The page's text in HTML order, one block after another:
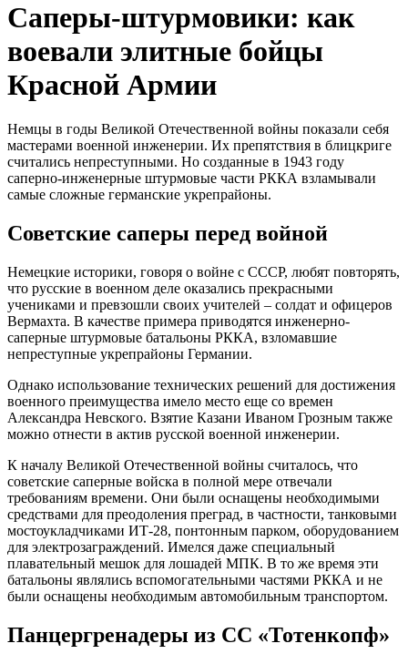
Саперы-штурмовики: как
воевали элитные бойцы
Красной Армии
Немцы в годы Великой Отечественной войны показали себя
мастерами военной инженерии. Их препятствия в блицкриге
считались непреступными. Но созданные в 1943 году
саперно-инженерные штурмовые части РККА взламывали
самые сложные германские укрепрайоны.
Советские саперы перед войной
Немецкие историки, говоря о войне с СССР, любят повторять,
что русские в военном деле оказались прекрасными
учениками и превзошли своих учителей – солдат и офицеров
Вермахта. В качестве примера приводятся инженерно-
саперные штурмовые батальоны РККА, взломавшие
непреступные укрепрайоны Германии.
Однако использование технических решений для достижения
военного преимущества имело место еще со времен
Александра Невского. Взятие Казани Иваном Грозным также
можно отнести в актив русской военной инженерии.
К началу Великой Отечественной войны считалось, что
советские саперные войска в полной мере отвечали
требованиям времени. Они были оснащены необходимыми
средствами для преодоления преград, в частности, танковыми
мостоукладчиками ИТ-28, понтонным парком, оборудованием
для электрозаграждений. Имелся даже специальный
плавательный мешок для лошадей МПК. В то же время эти
батальоны являлись вспомогательными частями РККА и не
были оснащены необходимым автомобильным транспортом.
Панцергренадеры из СС «Тотенкопф»